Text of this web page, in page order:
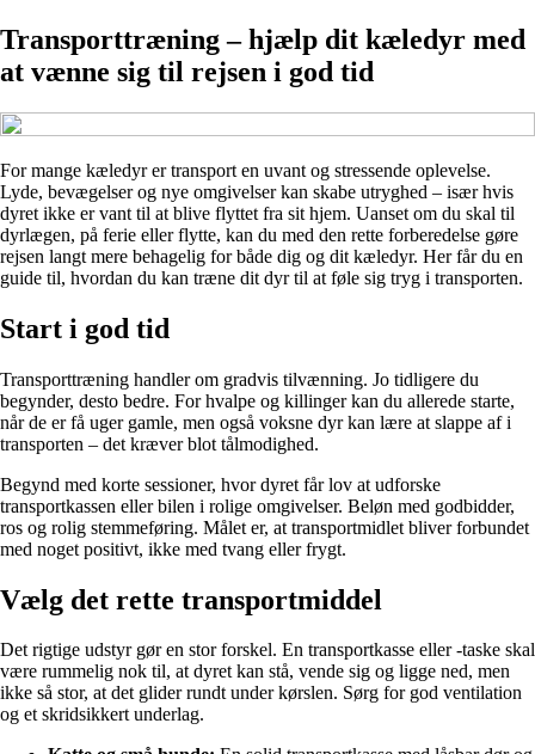
Transporttræning – hjælp dit kæledyr med
at vænne sig til rejsen i god tid
For mange kæledyr er transport en uvant og stressende oplevelse.
Lyde, bevægelser og nye omgivelser kan skabe utryghed – især hvis
dyret ikke er vant til at blive flyttet fra sit hjem. Uanset om du skal til
dyrlægen, på ferie eller flytte, kan du med den rette forberedelse gøre
rejsen langt mere behagelig for både dig og dit kæledyr. Her får du en
guide til, hvordan du kan træne dit dyr til at føle sig tryg i transporten.
Start i god tid
Transporttræning handler om gradvis tilvænning. Jo tidligere du
begynder, desto bedre. For hvalpe og killinger kan du allerede starte,
når de er få uger gamle, men også voksne dyr kan lære at slappe af i
transporten – det kræver blot tålmodighed.
Begynd med korte sessioner, hvor dyret får lov at udforske
transportkassen eller bilen i rolige omgivelser. Beløn med godbidder,
ros og rolig stemmeføring. Målet er, at transportmidlet bliver forbundet
med noget positivt, ikke med tvang eller frygt.
Vælg det rette transportmiddel
Det rigtige udstyr gør en stor forskel. En transportkasse eller -taske skal
være rummelig nok til, at dyret kan stå, vende sig og ligge ned, men
ikke så stor, at det glider rundt under kørslen. Sørg for god ventilation
og et skridsikkert underlag.